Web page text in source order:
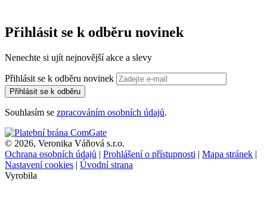
Přihlásit se k odběru novinek
Nenechte si ujít nejnovější akce a slevy
Přihlásit se k odběru novinek
Přihlásit se k odběru
Souhlasím se zpracováním osobních údajů.
© 2026, Veronika Váňová s.r.o.
Ochrana osobních údajů | Prohlášení o přístupnosti | Mapa stránek |
Nastavení cookies | Úvodní strana
Vyrobila